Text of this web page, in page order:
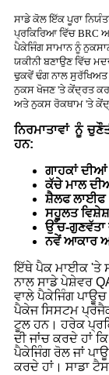
ਸਾਡੇ ਕੋਲ ਇੱਕ ਪੂਰਾ
ਪ੍ਰਕਿਰਿਆ ਵਿੱਚ BRC
ਪੈਕੇਜਿੰਗ ਸਾਮਾਨ ਨੂੰ
ਯਕੀਨੀ ਬਣਾਉਣ ਵਿੱਚ
ਢੁਕਵੇਂ ਢੰਗ ਨਾਲ ਸੁਰੱਖਿਅਤ
ਨੁਕਸ ਖੋਜਣ 'ਤੇ ਕੇਂਦ੍ਰਤ
ਅਤੇ ਨੁਕਸ ਰੋਕਥਾਮ 'ਤੇ
ਨਿਰਮਾਤਾਵਾਂ ਨੂੰ
ਹਨ:
ਗਾਹਕਾਂ ਦੀਆਂ
ਕੱਚੇ ਮਾਲ
ਸ਼ੈਲਫ ਲਾਈਫ
ਸਹੂਲਤ
ਉੱਚ-ਗੁਣਵੱਤਾ
ਨਵੇਂ ਆਕਾਰ
ਇੱਥੇ ਪੈਕ ਮਾਈਕ 'ਤੇ
ਨਾਲ ਸਾਡੇ ਪੇਸ਼ੇਵਰ
ਵਾਲੇ ਪੈਕੇਜਿੰਗ
ਪੈਕੇਜ ਸਿਸਟਮ
ਟੂਲ ਹਨ। ਹਰੇਕ
ਦੀ ਜਾਂਚ ਕਰਦੇ ਹਾਂ
ਪੈਕੇਜਿੰਗ ਰੋਲ ਜਾਂ
ਕਰਦੇ ਹਾਂ। ਸਾਡਾ